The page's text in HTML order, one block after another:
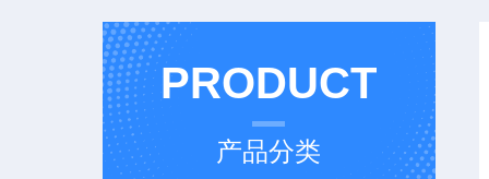
PRODUCT
产品分类